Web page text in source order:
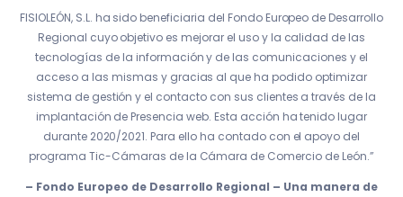
FISIOLEÓN, S.L. ha sido beneficiaria del Fondo Europeo de Desarrollo
Regional cuyo objetivo es mejorar el uso y la calidad de las
tecnologías de la información y de las comunicaciones y el
acceso a las mismas y gracias al que ha podido optimizar
sistema de gestión y el contacto con sus clientes a través de la
implantación de Presencia web. Esta acción ha tenido lugar
durante 2020/2021. Para ello ha contado con el apoyo del
programa Tic-Cámaras de la Cámara de Comercio de León.”
– Fondo Europeo de Desarrollo Regional – Una manera de